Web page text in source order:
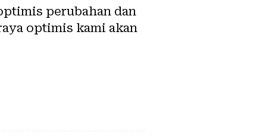
perubahan dan
optimis kami akan